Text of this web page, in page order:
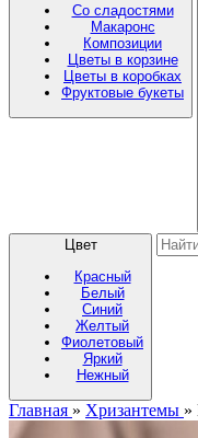
Со сладостями
Макаронс
Композиции
Цветы в корзине
Цветы в коробках
Фруктовые букеты
Цвет
Красный
Белый
Синий
Желтый
Фиолетовый
Яркий
Нежный
Главная » Хризантемы »